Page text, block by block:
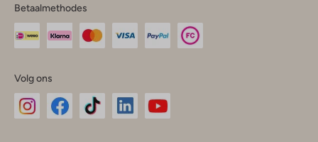
Betaalmethodes
Volg ons